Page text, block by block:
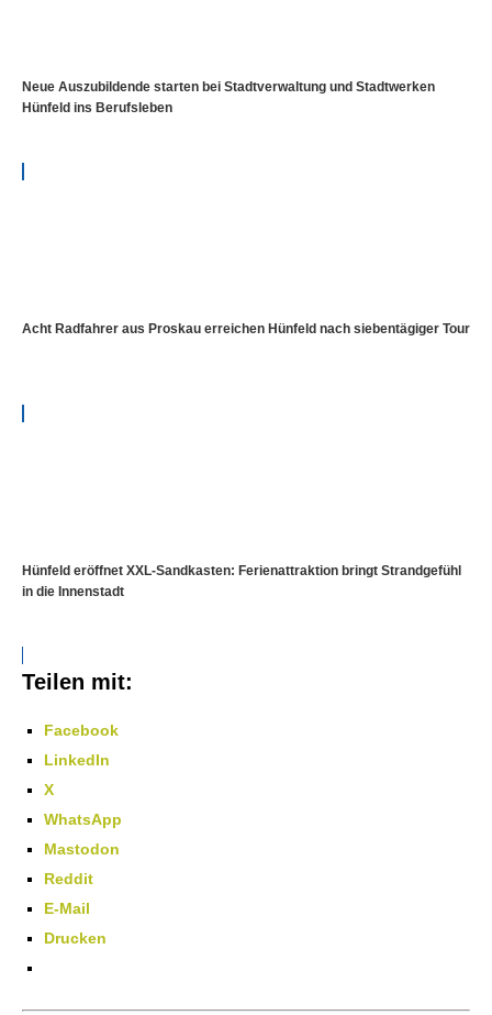
Neue Auszubildende starten bei Stadtverwaltung und Stadtwerken
Hünfeld ins Berufsleben
Acht Radfahrer aus Proskau erreichen Hünfeld nach siebentägiger Tour
Hünfeld eröffnet XXL-Sandkasten: Ferienattraktion bringt Strandgefühl
in die Innenstadt
Teilen mit:
Facebook
LinkedIn
X
WhatsApp
Mastodon
Reddit
E-Mail
Drucken